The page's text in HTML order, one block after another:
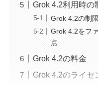
Grok 4.2利用時の
Grok 4.2の制
Grok 4.2をフ
点
Grok 4.2の料金
Grok 4.2のライセ